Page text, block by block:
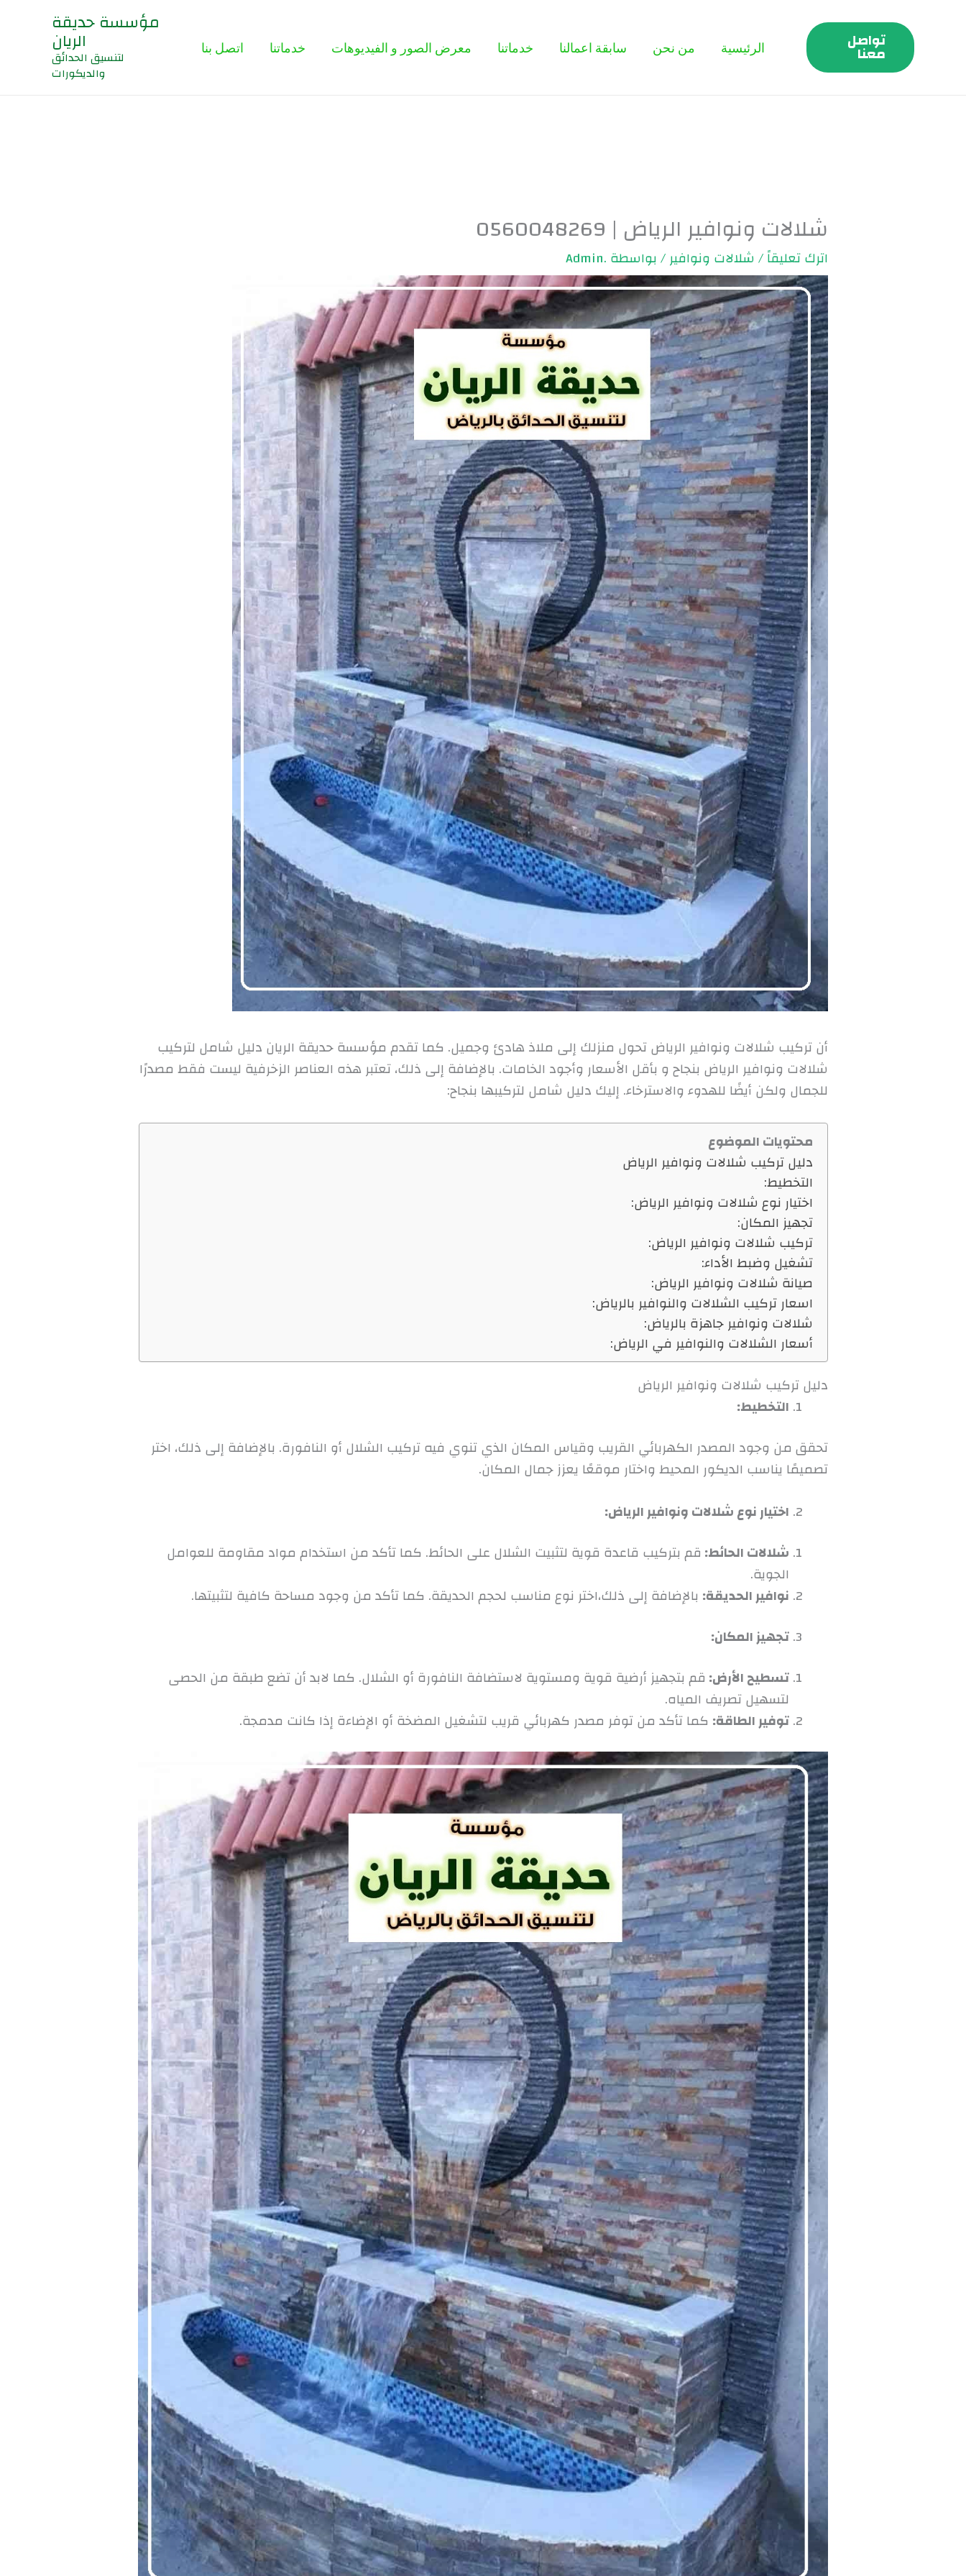
تواصل
معنا الرئيسية من نحن سابقة اعمالنا خدماتنا معرض الصور و الفيديوهات خدماتنا اتصل بنا
مؤسسة حديقة
الريان
لتنسيق الحدائق
والديكورات
شلالات ونوافير الرياض | 0560048269
اترك تعليقاً/شلالات ونوافير/ بواسطة .Admin
أن تركيب شلالات ونوافير الرياض تحول منزلك إلى ملاذ هادئ وجميل. كما تقدم مؤسسة حديقة الريان دليل شامل لتركيب
شلالات ونوافير الرياض بنجاح و بأقل الأسعار وأجود الخامات. بالإضافة إلى ذلك، تعتبر هذه العناصر الزخرفية ليست فقط مصدرًا
للجمال ولكن أيضًا للهدوء والاسترخاء. إليك دليل شامل لتركيبها بنجاح:
محتويات الموضوع
دليل تركيب شلالات ونوافير الرياض
التخطيط:
اختيار نوع شلالات ونوافير الرياض:
تجهيز المكان:
تركيب شلالات ونوافير الرياض:
تشغيل وضبط الأداء:
صيانة شلالات ونوافير الرياض:
اسعار تركيب الشلالات والنوافير بالرياض:
شلالات ونوافير جاهزة بالرياض:
أسعار الشلالات والنوافير في الرياض:
دليل تركيب شلالات ونوافير الرياض
التخطيط:
تحقق من وجود المصدر الكهربائي القريب وقياس المكان الذي تنوي فيه تركيب الشلال أو النافورة. بالإضافة إلى ذلك، اختر
تصميمًا يناسب الديكور المحيط واختار موقعًا يعزز جمال المكان.
اختيار نوع شلالات ونوافير الرياض:
شلالات الحائط: قم بتركيب قاعدة قوية لتثبيت الشلال على الحائط. كما تأكد من استخدام مواد مقاومة للعوامل
الجوية.
نوافير الحديقة: بالإضافة إلى ذلك،اختر نوع مناسب لحجم الحديقة. كما تأكد من وجود مساحة كافية لتثبيتها.
تجهيز المكان:
تسطيح الأرض: قم بتجهيز أرضية قوية ومستوية لاستضافة النافورة أو الشلال. كما لابد أن تضع طبقة من الحصى
لتسهيل تصريف المياه.
توفير الطاقة: كما تأكد من توفر مصدر كهربائي قريب لتشغيل المضخة أو الإضاءة إذا كانت مدمجة.